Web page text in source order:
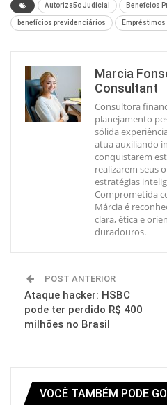
Autoriza5o Judicial Benefcios
benefícios previdenciários
Marcia
Consultant
Consultora
planejamento
sólida
atua auxiliando
conquistarem
realizarem seus
estratégias
Comprometida
Márcia é
clara, ética e
duradouros.
POST ANTERIOR
Ataque hacker: HSBC
pode ter perdido R$ 400
milhões no Brasil
VOCÊ TAMBÉM PODE